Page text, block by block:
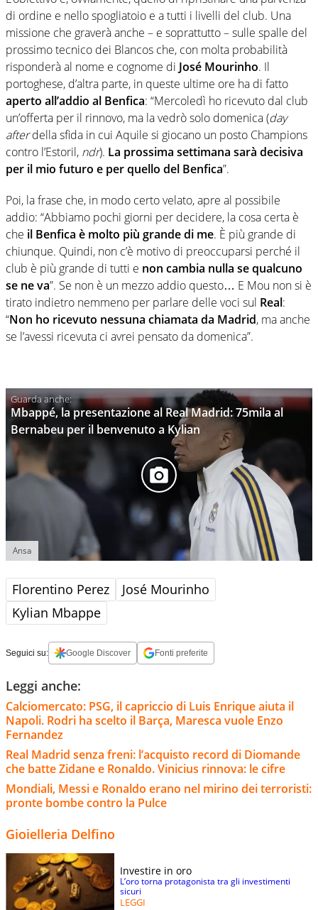
di ordine e nello spogliatoio e a tutti i livelli del club. Una
missione che graverà anche – e soprattutto – sulle spalle del
prossimo tecnico dei Blancos che, con molta probabilità
risponderà al nome e cognome di José Mourinho. Il
portoghese, d’altra parte, in queste ultime ore ha di fatto
aperto all’addio al Benfica: “Mercoledì ho ricevuto dal club
un’offerta per il rinnovo, ma la vedrò solo domenica (day
afterdella sfida in cui Aquile si giocano un posto Champions
contro l’Estoril, ndr). La prossima settimana sarà decisiva
per il mio futuro e per quello del Benfica”.
Poi, la frase che, in modo certo velato, apre al possibile
addio: “Abbiamo pochi giorni per decidere, la cosa certa è
che il Benfica è molto più grande di me. È più grande di
chiunque. Quindi, non c’è motivo di preoccuparsi perché il
club è più grande di tutti e non cambia nulla se qualcuno
se ne va”. Se non è un mezzo addio questo… E Mou non si è
tirato indietro nemmeno per parlare delle voci sul Real:
“Non ho ricevuto nessuna chiamata da Madrid, ma anche
se l’avessi ricevuta ci avrei pensato da domenica”.
Mbappé, la presentazione al Real Madrid: 75mila al
Bernabeu per il benvenuto a Kylian
Ansa
Florentino Perez
José Mourinho
Kylian Mbappe
Seguici su: Google Discover Fonti preferite
Leggi anche:
Calciomercato: PSG, il capriccio di Luis Enrique aiuta il
Napoli. Rodri ha scelto il Barça, Maresca vuole Enzo
Fernandez
Real Madrid senza freni: l’acquisto record di Diomande
che batte Zidane e Ronaldo. Vinicius rinnova: le cifre
Mondiali, Messi e Ronaldo erano nel mirino dei terroristi:
pronte bombe contro la Pulce
Gioielleria Delfino
Investire in oro
L’oro torna protagonista tra gli investimenti
sicuri
LEGGI